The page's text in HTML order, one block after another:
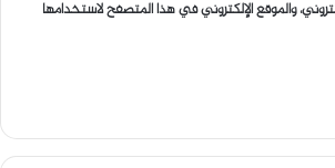
والموقع الإلكتروني في هذا المتصفح لاستخدامها